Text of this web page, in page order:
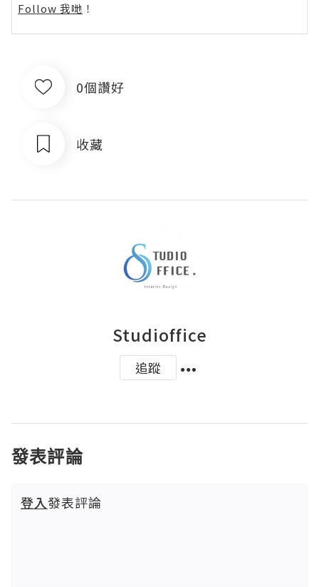
Follow 我哋 ！
0個讚好
收藏
Studioffice
追蹤
發表評論
登入發表評論